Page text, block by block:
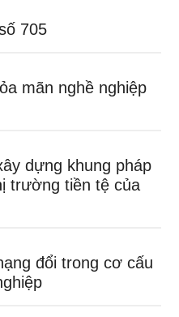
705
mãn nghề nghiệp
dựng khung pháp
trường tiền tệ của
đổi trong cơ cấu